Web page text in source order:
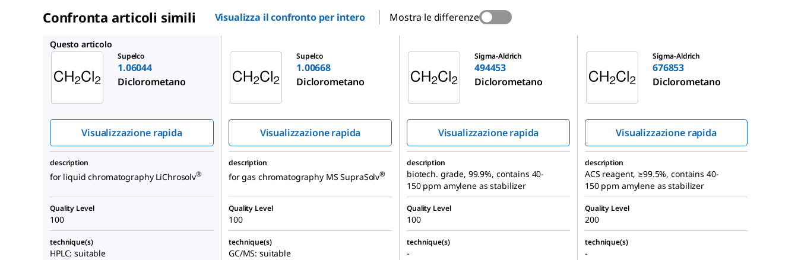
Confronta articoli simili Visualizza il confronto per intero Mostra le differenze
Questo articolo
Supelco
1.06044
Diclorometano
Visualizzazione rapida
Supelco
1.00668
Diclorometano
Visualizzazione rapida
Sigma-Aldrich
494453
Diclorometano
Visualizzazione rapida
Sigma-Aldrich
676853
Diclorometano
Visualizzazione rapida
description
for liquid chromatography LiChrosolv®
description
for gas chromatography MS SupraSolv®
description
biotech. grade, 99.9%, contains 40-
150 ppm amylene as stabilizer
description
ACS reagent, ≥99.5%, contains 40-
150 ppm amylene as stabilizer
Quality Level
100
Quality Level
100
Quality Level
100
Quality Level
200
technique(s)
HPLC: suitable
technique(s)
GC/MS: suitable
technique(s)
-
technique(s)
-